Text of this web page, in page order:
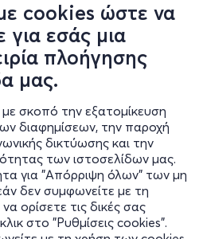
cookies ώστε να
για εσάς μια
πλοήγησης
μας.
σκοπό την εξατομίκευση
διαφημίσεων, την παροχή
δικτύωσης και την
των ιστοσελίδων μας.
για "Απόρριψη όλων" των μη
δεν συμφωνείτε με τη
ορίσετε τις δικές σας
στο "Ρυθμίσεις cookies".